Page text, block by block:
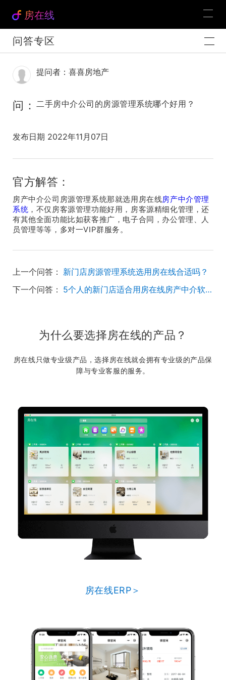
房在线
问答专区
提问者：喜喜房地产
问： 二手房中介公司的房源管理系统哪个好用？
发布日期 2022年11月07日
官方解答：
房产中介公司房源管理系统那就选用房在线房产中介管理
系统 ，不仅房客源管理功能好用，房客源精细化管理，还
有其他全面功能比如获客推广，电子合同，办公管理、人
员管理等等，多对一VIP群服务。
上一个问答： 新门店房源管理系统选用房在线合适吗？
下一个问答：
5个人的新门店适合用房在线房产中介软件吗？
为什么要选择房在线的产品？
房在线只做专业级产品，选择房在线就会拥有专业级的产品保
障与专业客服的服务。
房在线ERP＞